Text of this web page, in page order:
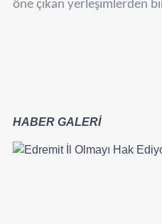
öne çıkan yerleşimlerden
HABER GALERİ